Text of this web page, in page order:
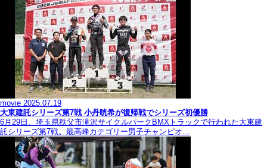
movie 2025.07.19
大東建託シリーズ第7戦 ⼩丹晄希が復帰戦でシリーズ初優勝
6月29日、埼玉県秩父市滝沢サイクルパークBMXトラックで行われた大東建
託シリーズ第7戦。最高峰カテゴリー男子チャンピオ…